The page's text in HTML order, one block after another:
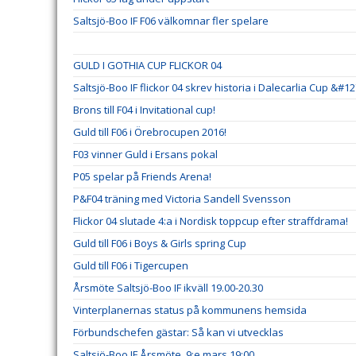
Saltsjö-Boo IF F06 välkomnar fler spelare
GULD I GOTHIA CUP FLICKOR 04
Saltsjö-Boo IF flickor 04 skrev historia i Dalecarlia Cup
Brons till F04 i Invitational cup!
Guld till F06 i Örebrocupen 2016!
F03 vinner Guld i Ersans pokal
P05 spelar på Friends Arena!
P&F04 träning med Victoria Sandell Svensson
Flickor 04 slutade 4:a i Nordisk toppcup efter straffdrama!
Guld till F06 i Boys & Girls spring Cup
Guld till F06 i Tigercupen
Årsmöte Saltsjö-Boo IF ikväll 19.00-20.30
Vinterplanernas status på kommunens hemsida
Förbundschefen gästar: Så kan vi utvecklas